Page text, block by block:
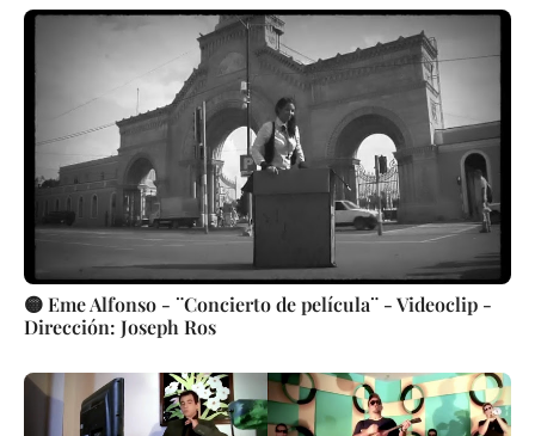
🟡 Eme Alfonso - ¨Concierto de película¨ - Videoclip -
Dirección: Joseph Ros